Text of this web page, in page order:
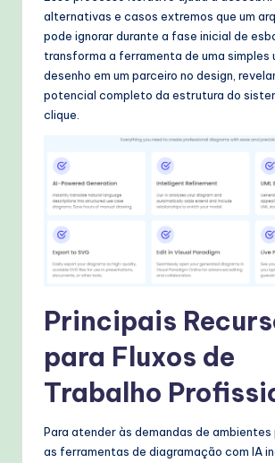
alternativas e casos extremos que um
pode ignorar durante a fase inicial de
transforma a ferramenta de uma simples
desenho em um parceiro no design,
potencial completo da estrutura do
clique.
Principais
para Fluxos de
Trabalho
Para atender às demandas de ambientes
as ferramentas de diagramação com IA